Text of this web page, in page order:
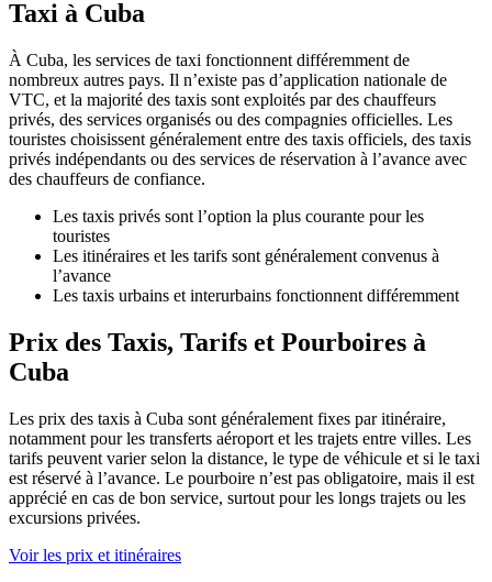
Taxi à Cuba
À Cuba, les services de taxi fonctionnent différemment de
nombreux autres pays. Il n’existe pas d’application nationale de
VTC, et la majorité des taxis sont exploités par des chauffeurs
privés, des services organisés ou des compagnies officielles. Les
touristes choisissent généralement entre des taxis officiels, des taxis
privés indépendants ou des services de réservation à l’avance avec
des chauffeurs de confiance.
Les taxis privés sont l’option la plus courante pour les
touristes
Les itinéraires et les tarifs sont généralement convenus à
l’avance
Les taxis urbains et interurbains fonctionnent différemment
Prix des Taxis, Tarifs et Pourboires à
Cuba
Les prix des taxis à Cuba sont généralement fixes par itinéraire,
notamment pour les transferts aéroport et les trajets entre villes. Les
tarifs peuvent varier selon la distance, le type de véhicule et si le taxi
est réservé à l’avance. Le pourboire n’est pas obligatoire, mais il est
apprécié en cas de bon service, surtout pour les longs trajets ou les
excursions privées.
Voir les prix et itinéraires